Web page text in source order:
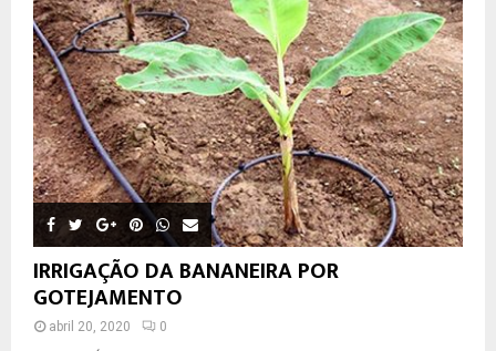
IRRIGAÇÃO DA BANANEIRA POR
GOTEJAMENTO
abril 20, 2020 0